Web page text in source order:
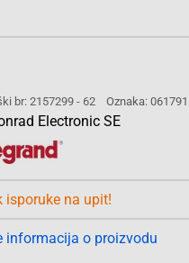
br: 2157299 - 62 Oznaka: 061791
Electronic SE
isporuke na upit!
informacija o proizvodu